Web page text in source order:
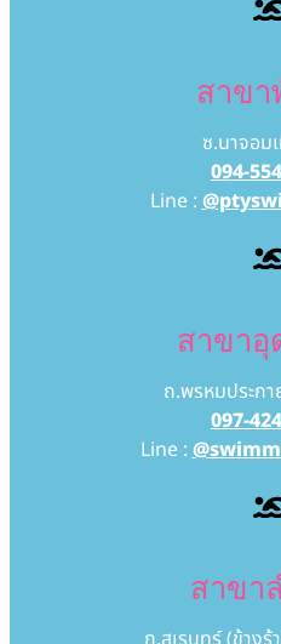
สาขา
ซ.นาจอม
094-
Line :
สาขาอุ
ถ.พรหมประก
097-
Line :
สาขา